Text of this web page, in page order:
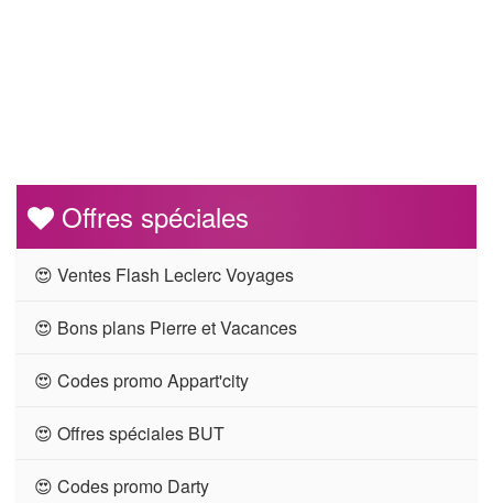
Offres spéciales
😍 Ventes Flash Leclerc Voyages
😍 Bons plans Pierre et Vacances
😍 Codes promo Appart'city
😍 Offres spéciales BUT
😍 Codes promo Darty